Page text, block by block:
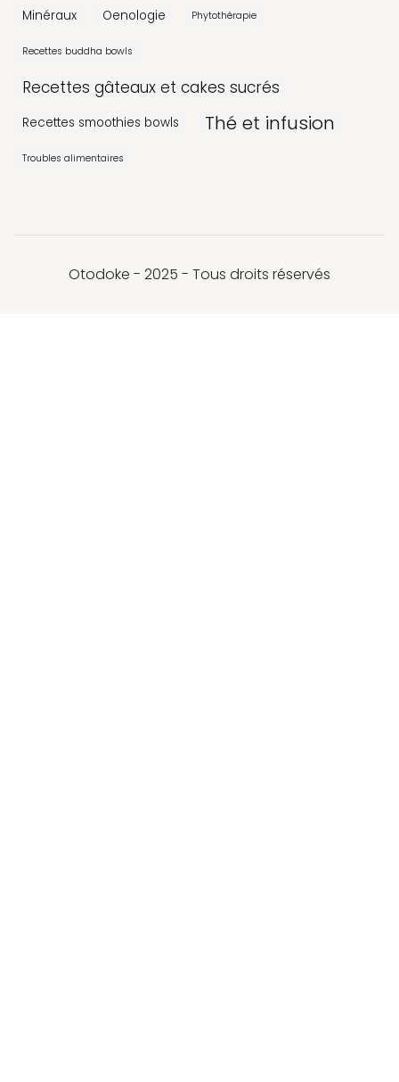
Minéraux Oenologie Phytothérapie
Recettes buddha bowls
Recettes gâteaux et cakes sucrés
Recettes smoothies bowls Thé et infusion
Troubles alimentaires
Otodoke - 2025 - Tous droits réservés